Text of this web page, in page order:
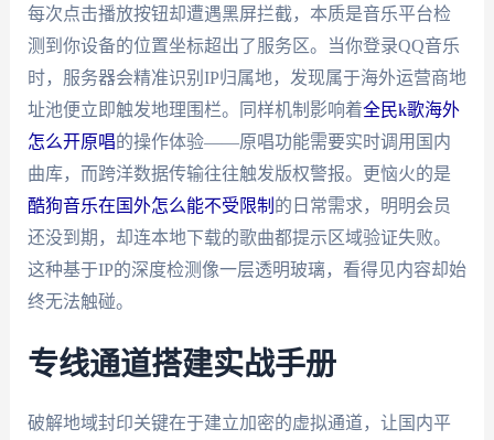
每次点击播放按钮却遭遇黑屏拦截，本质是音乐平台检
测到你设备的位置坐标超出了服务区。当你登录QQ音乐
时，服务器会精准识别IP归属地，发现属于海外运营商地
址池便立即触发地理围栏。同样机制影响着全民k歌海外
怎么开原唱的操作体验——原唱功能需要实时调用国内
曲库，而跨洋数据传输往往触发版权警报。更恼火的是
酷狗音乐在国外怎么能不受限制 的日常需求，明明会员
还没到期，却连本地下载的歌曲都提示区域验证失败。
这种基于IP的深度检测像一层透明玻璃，看得见内容却始
终无法触碰。
专线通道搭建实战手册
破解地域封印关键在于建立加密的虚拟通道，让国内平